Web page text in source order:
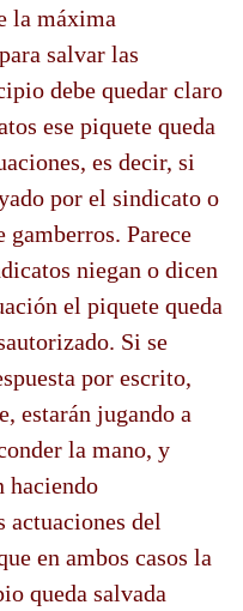
la máxima
salvar las
debe quedar claro
ese piquete queda
es decir, si
por el sindicato o
Parece
niegan o dicen
el piquete queda
Si se
por escrito,
estarán jugando a
la mano, y
haciendo
actuaciones del
en ambos casos la
queda salvada